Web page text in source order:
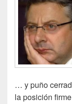
… y puño
la posición